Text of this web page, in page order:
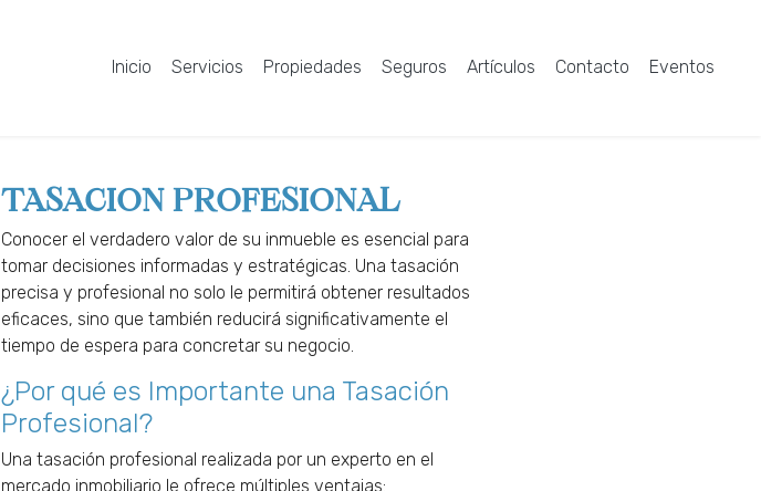
Inicio Servicios Propiedades Seguros Artículos Contacto Eventos
TASACION PROFESIONAL
Conocer el verdadero valor de su inmueble es esencial para
tomar decisiones informadas y estratégicas. Una tasación
precisa y profesional no solo le permitirá obtener resultados
eficaces, sino que también reducirá significativamente el
tiempo de espera para concretar su negocio.
¿Por qué es Importante una Tasación
Profesional?
Una tasación profesional realizada por un experto en el
mercado inmobiliario le ofrece múltiples ventajas: